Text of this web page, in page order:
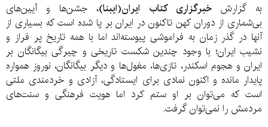
به گزارش خبرگزاری کتاب ایران(ایبنا)، جشن‌ها و آیین‌های
بی‌شماری از دوران كهن تاكنون در ایران بر پا شده است که بسیاری از
آنها در گذر زمان به فراموشی پیوسته‌اند اما با همه تاریخ پر فراز و
نشیب ایران؛ با وجود چندین شکست تاریخی و چیرگی بیگانگان بر
ایران و هجوم اسکندر، تازی‌ها، مغول‌ها و دیگر بیگانگان، نوروز همواره
پایدار مانده و اکنون نمادی برای ایستادگی، آزادی و خردمندی ملتی
است که می‌توان بر او ستم کرد اما هویت فرهنگی و سنت‌های
مردمش را نمی‌توان گرفت.